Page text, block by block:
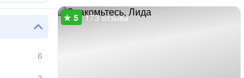
173 отзыва